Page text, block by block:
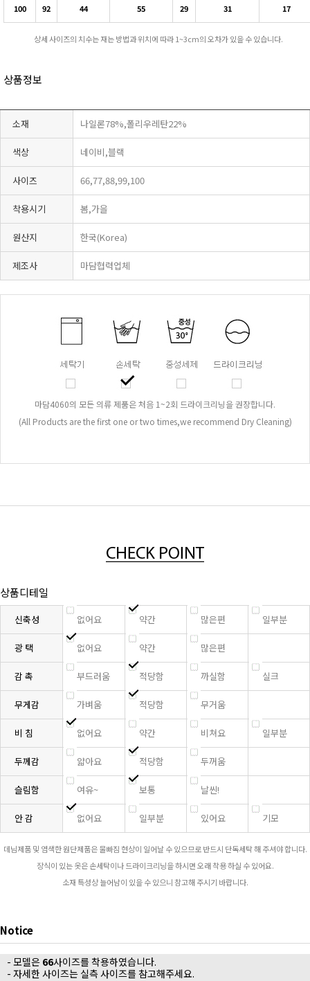
100 92 44 55 29 31 17
상세 사이즈의 치수는 재는 방법과 위치에 따라 1~3cm의 오차가 있을 수 있습니다.
상품정보
소재 나일론78%,폴리우레탄22%
색상 네이비,블랙
사이즈 66,77,88,99,100
착용시기 봄,가을
원산지 한국(Korea)
제조사 마담협력업체
마담4060의 모든 의류 제품은 처음 1~2회 드라이크리닝을 권장합니다.
(All Products are the first one or two times,we recommend Dry Cleaning)
상품디테일
신축성 없어요 약간 많은편 일부분
광 택 없어요 약간 많은편
감 촉 부드러움 적당함 까실함 실크
무게감 가벼움 적당함 무거움
비 침 없어요 약간 비쳐요 일부분
두께감 얇아요 적당함 두꺼움
슬림함 여유~ 보통 날씬!
안 감 없어요 일부분 있어요 기모
데님제품 및 염색한 원단제품은 물빠짐 현상이 일어날 수 있으므로 반드시 단독세탁 해 주셔야 합니다.
장식이 있는 옷은 손세탁이나 드라이크리닝을 하시면 오래 착용 하실 수 있어요.
소재 특성상 늘어남이 있을 수 있으니 참고해 주시기 바랍니다.
Notice
- 모델은 66사이즈를 착용하였습니다.
- 자세한 사이즈는 실측 사이즈를 참고해주세요.